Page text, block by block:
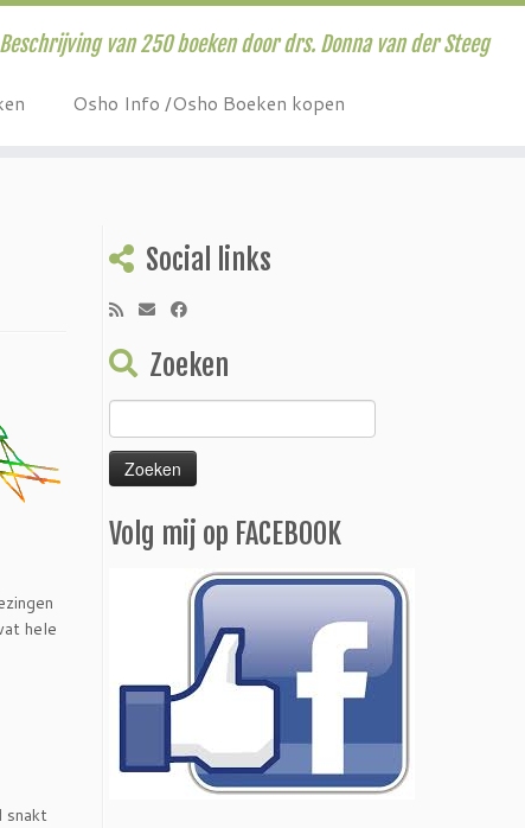
Beschrijving van 250 boeken door drs. Donna van der Steeg
Osho Info /Osho Boeken kopen
hele
snakt
Social links
Zoeken
naar:
Volg mij op FACEBOOK